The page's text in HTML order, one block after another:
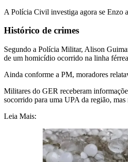
A Polícia Civil investiga agora se Enzo
Histórico de crimes
Segundo a Polícia Militar, Alison
de um homicídio ocorrido na linha
Ainda conforme a PM, moradores
Militares do GER receberam
socorrido para uma UPA da região,
Leia Mais: